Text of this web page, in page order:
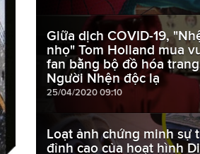
Giữa dịch COVID-19,
nhọ" Tom Holland mua
fan bằng bộ đồ hóa trang
Người Nhện độc lạ
25/04/2020 09:10
Loạt ảnh chứng minh sự
đỉnh cao của hoạt hình